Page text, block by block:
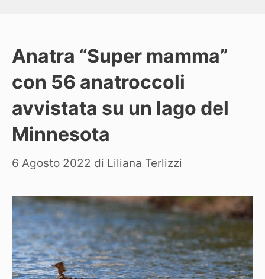
Anatra “Super mamma”
con 56 anatroccoli
avvistata su un lago del
Minnesota
6 Agosto 2022 di Liliana Terlizzi